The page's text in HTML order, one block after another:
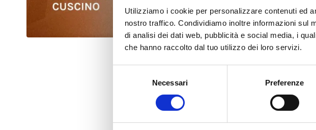
Utilizziamo i cookie per personalizzare contenuti ed
nostro traffico. Condividiamo inoltre informazioni sul
di analisi dei dati web, pubblicità e social media, i
che hanno raccolto dal tuo utilizzo dei loro servizi.
Necessari Preferenze